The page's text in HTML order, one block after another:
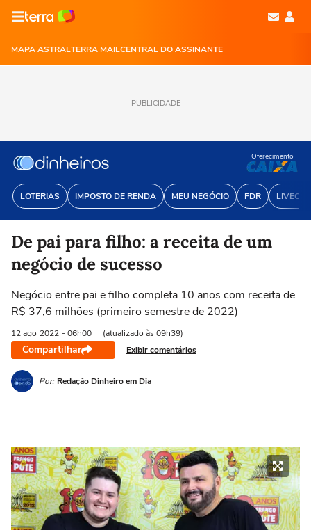
MAPA ASTRALTERRA MAILCENTRAL DO ASSINANTE
PUBLICIDADE
LOTERIAS IMPOSTO DE RENDA MEU NEGÓCIO FDR
Oferecimento
De pai para filho: a receita de um
negócio de sucesso
Negócio entre pai e filho completa 10 anos com receita de
R$ 37,6 milhões (primeiro semestre de 2022)
12 ago 2022 - 06h00 (atualizado às 09h39)
Compartilhar Exibir comentários
Por: Redação Dinheiro em Dia